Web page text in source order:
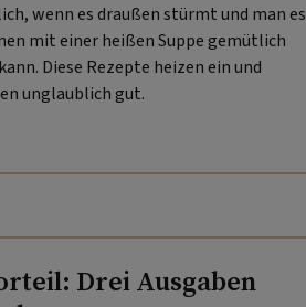
wenn es draußen stürmt und man es
mit einer heißen Suppe gemütlich
Diese Rezepte heizen ein und
unglaublich gut.
Drei Ausgaben